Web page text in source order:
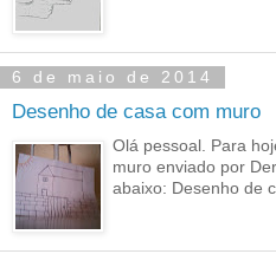
6 de maio de 2014
Desenho de casa com muro
Olá pessoal. Para
muro enviado por
abaixo: Desenho de